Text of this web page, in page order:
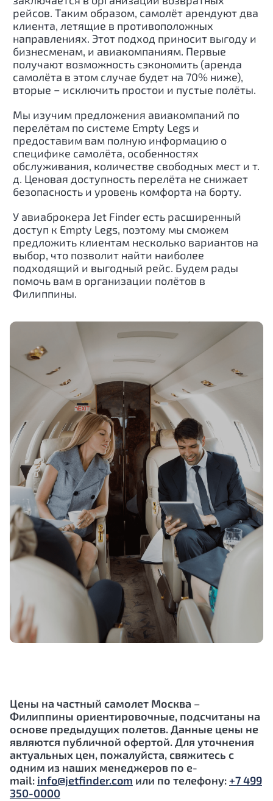
рейсов. Таким образом, самолёт арендуют два
клиента, летящие в противоположных
направлениях. Этот подход приносит выгоду и
бизнесменам, и авиакомпаниям. Первые
получают возможность сэкономить (аренда
самолёта в этом случае будет на 70% ниже),
вторые − исключить простои и пустые полёты.
Мы изучим предложения авиакомпаний по
перелётам по системе Empty Legs и
предоставим вам полную информацию о
специфике самолёта, особенностях
обслуживания, количестве свободных мест и т.
д. Ценовая доступность перелёта не снижает
безопасность и уровень комфорта на борту.
У авиаброкера Jet Finder есть расширенный
доступ к Empty Legs, поэтому мы сможем
предложить клиентам несколько вариантов на
выбор, что позволит найти наиболее
подходящий и выгодный рейс. Будем рады
помочь вам в организации полётов в
Филиппины.
Цены на частный самолет Москва –
Филиппины ориентировочные, подсчитаны на
основе предыдущих полетов. Данные цены не
являются публичной офертой. Для уточнения
актуальных цен, пожалуйста, свяжитесь с
одним из наших менеджеров по e-
mail: info@jetfinder.com или по телефону:+7 499
350-0000